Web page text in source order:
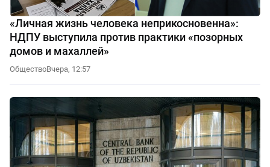
«Личная жизнь человека неприкосновенна»:
НДПУ выступила против практики «позорных
домов и махаллей»
ОбществоВчера, 12:57